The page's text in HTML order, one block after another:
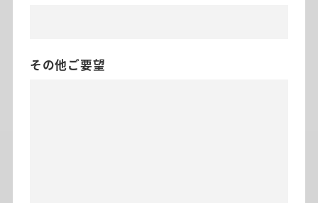
その他ご要望